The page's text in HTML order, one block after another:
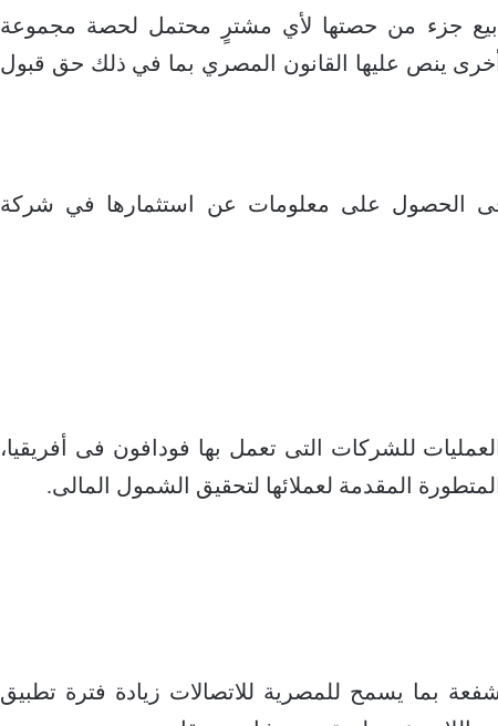
جزء من حصتها لأي مشترٍ محتمل لحصة مجموعة
ينص عليها القانون المصري بما في ذلك حق قبول
فى الحصول على معلومات عن استثمارها في شركة
للشركات التى تعمل بها فودافون فى أفريقيا،
المقدمة لعملائها لتحقيق الشمول المالى.
بما يسمح للمصرية للاتصالات زيادة فترة تطبيق